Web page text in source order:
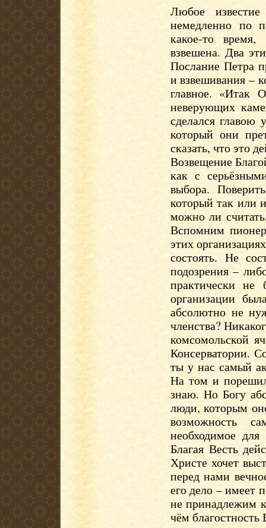
Любое
немедленно по
какое-то
взвешена. Два
Послание Петра
и взвешивания –
главное. «Итак
неверующих
сделался главою
который они
сказать, что это
Возвещение
как с
выбора.
который так или
можно ли
Вспомним
этих
состоять. Не
подозрения –
практически
организации
абсолютно не
членства?
комсомольской
Консерватории.
ты у нас самый
На том и
знаю. Но Богу
люди, которым
возможность
необходимое
Благая Весть
Христе хочет
перед нами
его дело – имеет
не принадлежим
чём благостность